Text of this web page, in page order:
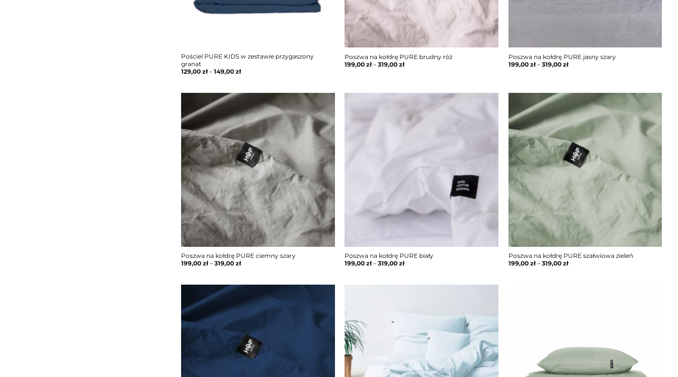
Pościel PURE KIDS w zestawie przygaszony
granat
129,00zł –149,00zł
Poszwa na kołdrę PURE brudny róż
199,00zł –319,00zł
Poszwa na kołdrę PURE jasny szary
199,00 zł– 319,00 zł
Poszwa na kołdrę PURE ciemny szary
199,00zł –319,00zł
Poszwa na kołdrę PURE biały
199,00zł –319,00zł
Poszwa na kołdrę PURE szałwiowa zieleń
199,00 zł– 319,00 zł